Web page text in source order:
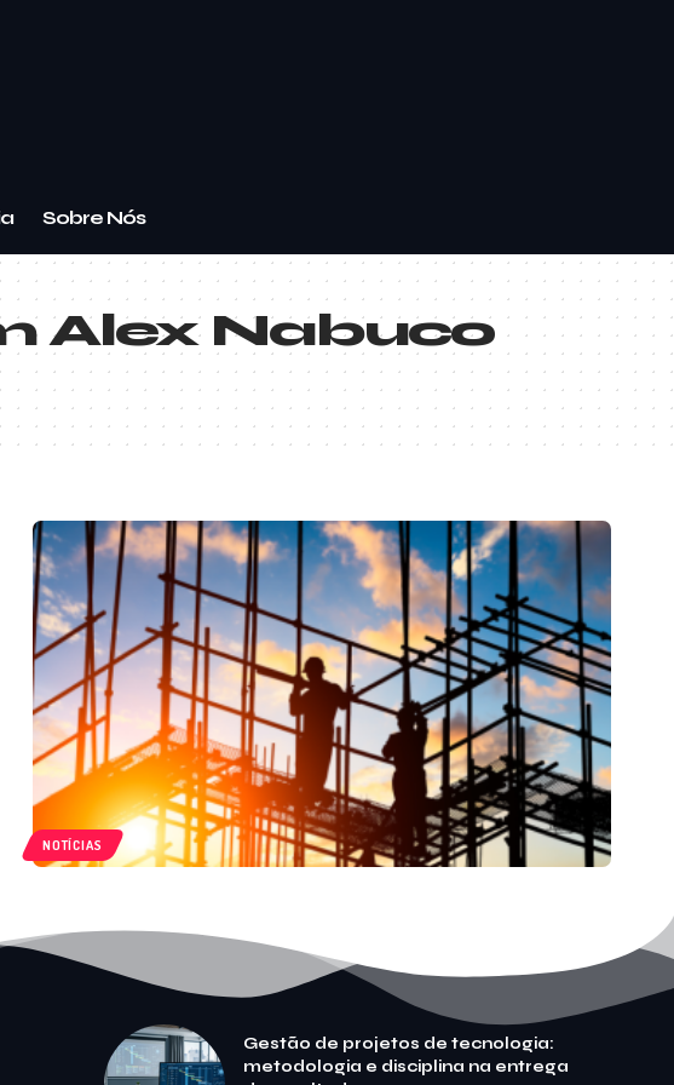
Sobre Nós
Alex Nabuco
NOTÍCIAS
Gestão de projetos de tecnologia:
metodologia e disciplina na entrega